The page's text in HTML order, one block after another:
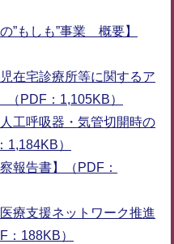
”もしも”事業 概要】
在宅診療所等に関するア
（PDF：1,105KB）
工呼吸器・気管切開時の
1,184KB）
報告書】（PDF：
療支援ネットワーク推進
188KB）